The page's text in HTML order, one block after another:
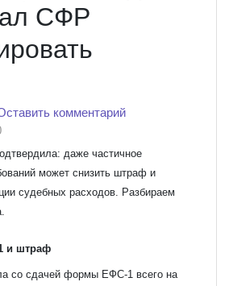
СФР
комментарий
даже частичное
может снизить штраф и
судебных расходов. Разбираем
и штраф
со сдачей формы ЕФС-1 всего на